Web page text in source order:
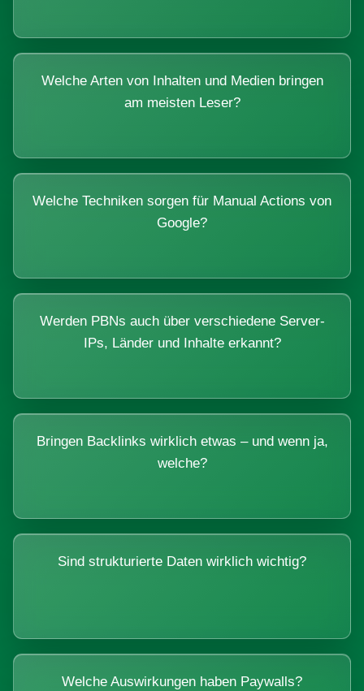
Welche Arten von Inhalten und Medien bringen
am meisten Leser?
Welche Techniken sorgen für Manual Actions von
Google?
Werden PBNs auch über verschiedene Server-
IPs, Länder und Inhalte erkannt?
Bringen Backlinks wirklich etwas – und wenn ja,
welche?
Sind strukturierte Daten wirklich wichtig?
Welche Auswirkungen haben Paywalls?